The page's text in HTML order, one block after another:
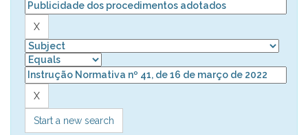
Start a new search